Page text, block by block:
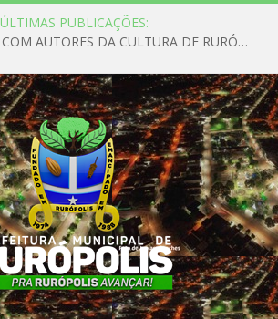
ÚLTIMAS PUBLICAÇÕES:
ESCUTA PÚBLICA COM AUTORES DA CULTURA DE RURÓPOLIS